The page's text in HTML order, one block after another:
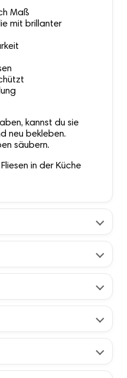
Maß
mit brillanter
kannst du sie
neu bekleben.
säubern.
in der Küche